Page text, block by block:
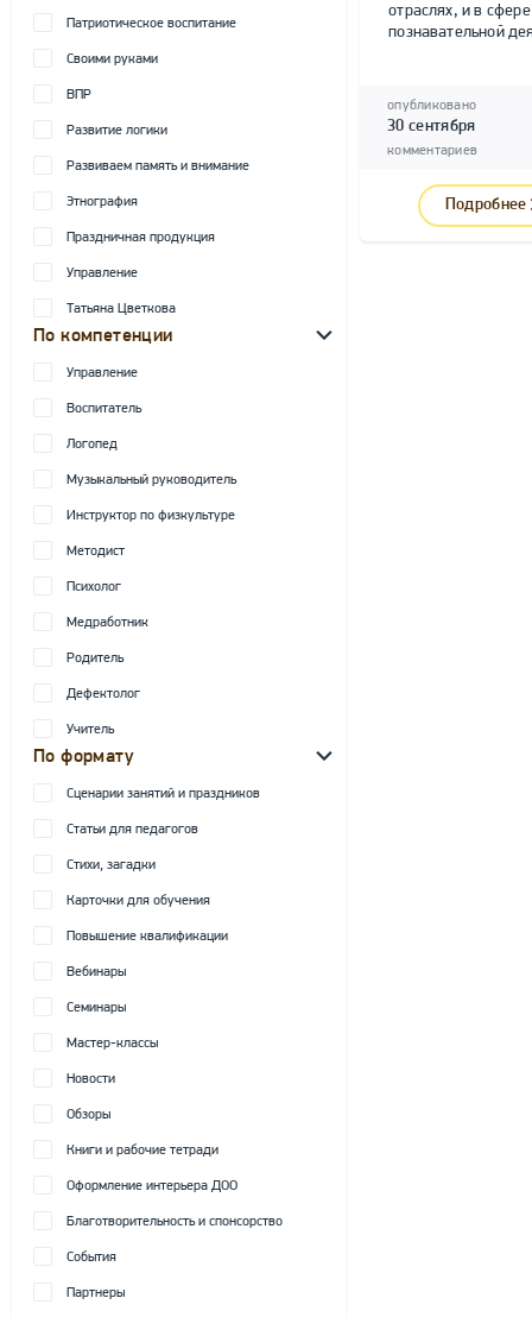
Патриотическое воспитание
Своими руками
ВПР
Развитие логики
Развиваем память и внимание
Этнография
Праздничная продукция
Управление
Татьяна Цветкова
По компетенции
Управление
Воспитатель
Логопед
Музыкальный руководитель
Инструктор по физкультуре
Методист
Психолог
Медработник
Родитель
Дефектолог
Учитель
По формату
Сценарии занятий и праздников
Статьи для педагогов
Стихи, загадки
Карточки для обучения
Повышение квалификации
Вебинары
Семинары
Мастер-классы
Новости
Обзоры
Книги и рабочие тетради
Оформление интерьера ДОО
Благотворительность и спонсорство
События
Партнеры
отраслях, и в сфере
познавательной
опубликовано
30 сентября
комментариев
Подробнее